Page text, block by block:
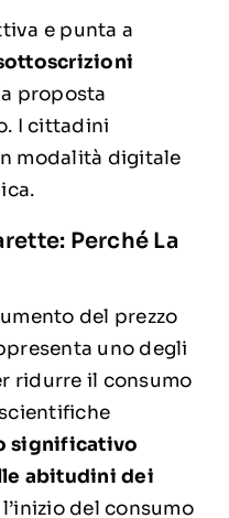
e punta a
proposta
I cittadini
modalità digitale
Perché La
del prezzo
uno degli
ridurre il consumo
significativo
abitudini dei
del consumo